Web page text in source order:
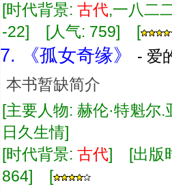
[时代背景: 古代,一八二
-22] [人气: 759] [
7. 《孤女奇缘》
- 爱
本书暂缺简介
[主要人物: 赫伦·特魁
日久生情]
[时代背景: 古代] [出版
864] [